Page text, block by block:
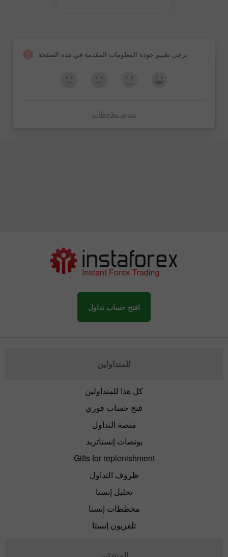
يرجى تقييم جودة المعلومات المقدمة في هذه الصفحة
تقديم ملاحظات
افتح حساب تداول
للمتداولين
كل هذا للمتداولين
فتح حساب فوري
منصة التداول
بونصات إنستاتريد
Gifts for replenishment
ظروف التداول
تحليل إنستا
مخططات إنستا
تلفزيون إنستا